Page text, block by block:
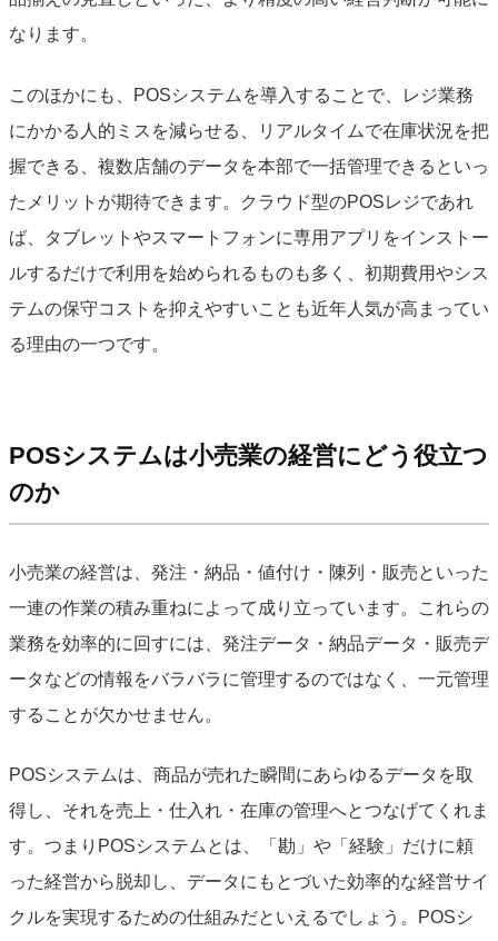
なります。
このほかにも、POSシステムを導入することで、レジ業務
にかかる人的ミスを減らせる、リアルタイムで在庫状況を把
握できる、複数店舗のデータを本部で一括管理できるといっ
たメリットが期待できます。クラウド型のPOSレジであれ
ば、タブレットやスマートフォンに専用アプリをインストー
ルするだけで利用を始められるものも多く、初期費用やシス
テムの保守コストを抑えやすいことも近年人気が高まってい
る理由の一つです。
POSシステムは小売業の経営にどう役立つ
のか
小売業の経営は、発注・納品・値付け・陳列・販売といった
一連の作業の積み重ねによって成り立っています。これらの
業務を効率的に回すには、発注データ・納品データ・販売デ
ータなどの情報をバラバラに管理するのではなく、一元管理
することが欠かせません。
POSシステムは、商品が売れた瞬間にあらゆるデータを取
得し、それを売上・仕入れ・在庫の管理へとつなげてくれま
す。つまりPOSシステムとは、「勘」や「経験」だけに頼
った経営から脱却し、データにもとづいた効率的な経営サイ
クルを実現するための仕組みだといえるでしょう。POSシ